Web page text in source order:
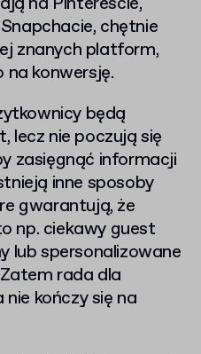
chętnie
znanych platform,
na konwersję.
będą
lecz nie poczują się
zasięgnąć informacji
inne sposoby
gwarantują, że
np. ciekawy guest
lub spersonalizowane
rada dla
kończy się na